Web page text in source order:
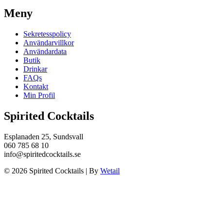
Meny
Sekretesspolicy
Användarvillkor
Användardata
Butik
Drinkar
FAQs
Kontakt
Min Profil
Spirited Cocktails
Esplanaden 25, Sundsvall
060 785 68 10
info@spiritedcocktails.se
© 2026 Spirited Cocktails | By Wetail